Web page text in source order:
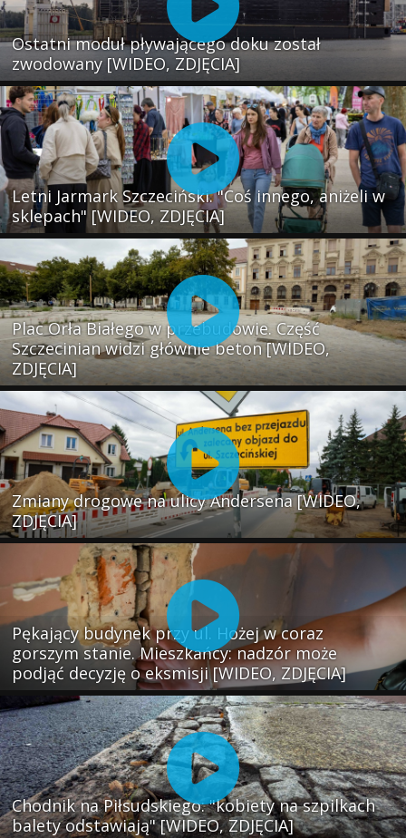
Ostatni moduł pływającego doku został
zwodowany [WIDEO, ZDJĘCIA]
Letni Jarmark Szczeciński. "Coś innego, aniżeli w
sklepach" [WIDEO, ZDJĘCIA]
Plac Orła Białego w przebudowie. Część
Szczecinian widzi głównie beton [WIDEO,
ZDJĘCIA]
Zmiany drogowe na ulicy Andersena [WIDEO,
ZDJĘCIA]
Pękający budynek przy ul. Hożej w coraz
gorszym stanie. Mieszkańcy: nadzór może
podjąć decyzję o eksmisji [WIDEO, ZDJĘCIA]
Chodnik na Piłsudskiego: "kobiety na szpilkach
balety odstawiają" [WIDEO, ZDJĘCIA]